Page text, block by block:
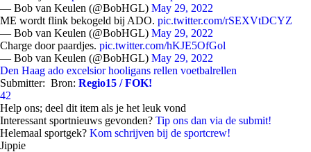
— Bob van Keulen (@BobHGL) May 29, 2022
ME wordt flink bekogeld bij ADO. pic.twitter.com/rSEXVtDCYZ
— Bob van Keulen (@BobHGL) May 29, 2022
Charge door paardjes. pic.twitter.com/hKJE5OfGol
— Bob van Keulen (@BobHGL) May 29, 2022
Den Haag ado excelsior hooligans rellen voetbalrellen
Submitter: Bron: Regio15 / FOK!
42
Help ons; deel dit item als je het leuk vond
Interessant sportnieuws gevonden? Tip ons dan via de submit!
Helemaal sportgek? Kom schrijven bij de sportcrew!
Jippie